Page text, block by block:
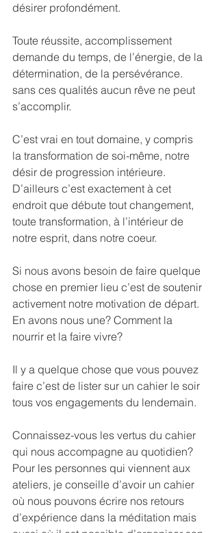
désirer profondément.
Toute réussite, accomplissement
demande du temps, de l’énergie, de la
détermination, de la persévérance.
sans ces qualités aucun rêve ne peut
s’accomplir.
C’est vrai en tout domaine, y compris
la transformation de soi-même, notre
désir de progression intérieure.
D’ailleurs c’est exactement à cet
endroit que débute tout changement,
toute transformation, à l’intérieur de
notre esprit, dans notre coeur.
Si nous avons besoin de faire quelque
chose en premier lieu c’est de soutenir
activement notre motivation de départ.
En avons nous une? Comment la
nourrir et la faire vivre?
Il y a quelque chose que vous pouvez
faire c’est de lister sur un cahier le soir
tous vos engagements du lendemain.
Connaissez-vous les vertus du cahier
qui nous accompagne au quotidien?
Pour les personnes qui viennent aux
ateliers, je conseille d’avoir un cahier
où nous pouvons écrire nos retours
d’expérience dans la méditation mais